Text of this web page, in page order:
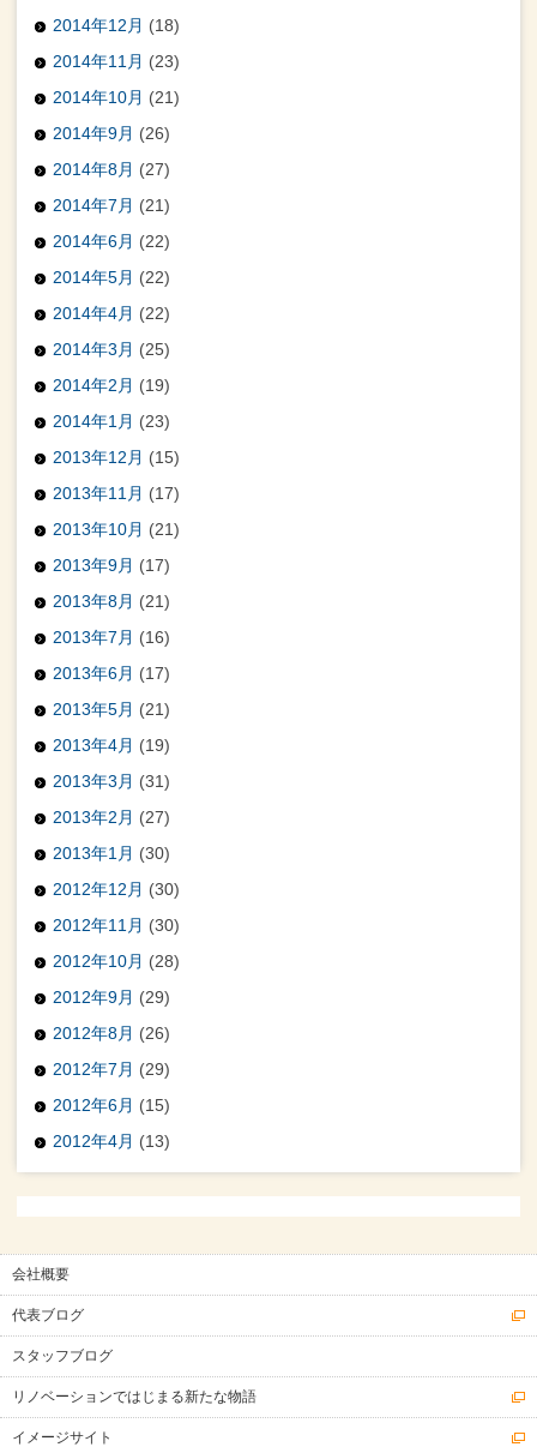
2014年12月 (18)
2014年11月 (23)
2014年10月 (21)
2014年9月 (26)
2014年8月 (27)
2014年7月 (21)
2014年6月 (22)
2014年5月 (22)
2014年4月 (22)
2014年3月 (25)
2014年2月 (19)
2014年1月 (23)
2013年12月 (15)
2013年11月 (17)
2013年10月 (21)
2013年9月 (17)
2013年8月 (21)
2013年7月 (16)
2013年6月 (17)
2013年5月 (21)
2013年4月 (19)
2013年3月 (31)
2013年2月 (27)
2013年1月 (30)
2012年12月 (30)
2012年11月 (30)
2012年10月 (28)
2012年9月 (29)
2012年8月 (26)
2012年7月 (29)
2012年6月 (15)
2012年4月 (13)
会社概要
代表ブログ
スタッフブログ
リノベーションではじまる新たな物語
イメージサイト